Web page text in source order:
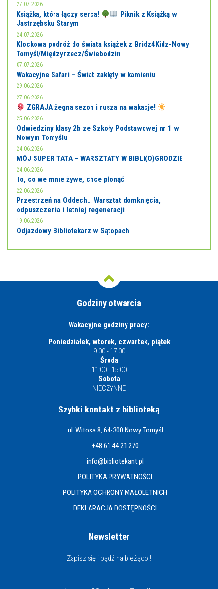
27.07.2026
Książka, która łączy serca!
Piknik z Książką w
Jastrzębsku Starym
24.07.2026
Klockowa podróż do świata książek z Bridz4Kidz-Nowy
Tomyśl/Międzyrzecz/Świebodzin
07.07.2026
Wakacyjne Safari – Świat zaklęty w kamieniu
29.06.2026
27.06.2026
ZGRAJA żegna sezon i rusza na wakacje!
25.06.2026
Odwiedziny klasy 2b ze Szkoły Podstawowej nr 1 w
Nowym Tomyślu
24.06.2026
MÓJ SUPER TATA – WARSZTATY W BIBLI(O)GRODZIE
24.06.2026
To, co we mnie żywe, chce płonąć
22.06.2026
Przestrzeń na Oddech… Warsztat domknięcia,
odpuszczenia i letniej regeneracji
19.06.2026
Odjazdowy Bibliotekarz w Sątopach
Godziny otwarcia
Wakacyjne godziny pracy:
Poniedziałek, wtorek, czwartek, piątek
9:00 - 17:00
Środa
11:00 - 15:00
Sobota
NIECZYNNE
Szybki kontakt z biblioteką
ul. Witosa 8, 64-300 Nowy Tomyśl
+48 61 44 21 270
info@bibliotekant.pl
POLITYKA PRYWATNOŚCI
POLITYKA OCHRONY MAŁOLETNICH
DEKLARACJA DOSTĘPNOŚCI
Newsletter
Zapisz się i bądź na bieżąco !